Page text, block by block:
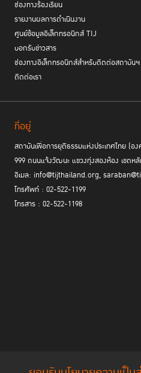
ช่องทางร้องเรียน
รายงานผลการดำเนินงาน
ศูนย์ข้อมูลอิเล็กทรอนิกส์ TIJ
บอกรับข่าวสาร
ช่องทางอิเล็กทรอนิกส์สำหรับติดต่อสถาบันฯ
ติดต่อเรา
ที่อยู่
สถาบันเพื่อการยุติธรรมแห่งประเทศไทย (อ
999 ถนนแจ้งวัฒนะ แขวงทุ่งสองห้อง เขตห
อีเมล: info@tijthailand.org,
โทรศัพท์ : 02-522-1199
โทรสาร : 02-522-1198